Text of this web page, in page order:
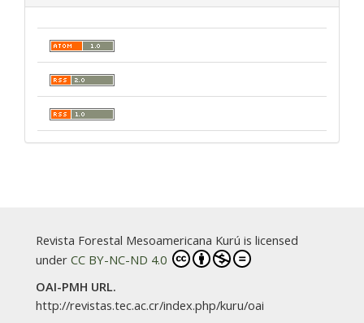
Revista Forestal Mesoamericana Kurú is licensed
underCC BY-NC-ND 4.0
OAI-PMH URL.
http://revistas.tec.ac.cr/index.php/kuru/oai